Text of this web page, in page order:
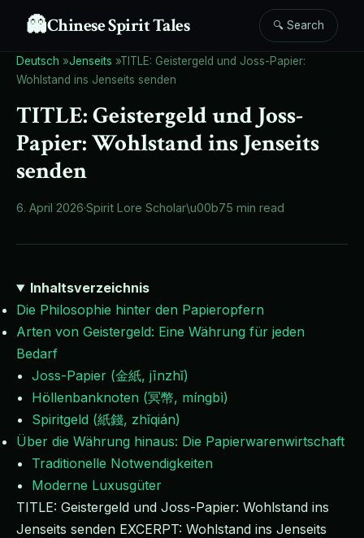
👻Chinese Spirit Tales 🔍 Search
Deutsch »Jenseits »TITLE: Geistergeld und Joss-Papier:
Wohlstand ins Jenseits senden
TITLE: Geistergeld und Joss-
Papier: Wohlstand ins Jenseits
senden
6. April 2026·Spirit Lore Scholar\u00b75 min read
Inhaltsverzeichnis
Die Philosophie hinter den Papieropfern
Arten von Geistergeld: Eine Währung für jeden
Bedarf
Joss-Papier (金紙, jīnzhǐ)
Höllenbanknoten (冥幣, míngbì)
Spiritgeld (紙錢, zhǐqián)
Über die Währung hinaus: Die Papierwarenwirtschaft
Traditionelle Notwendigkeiten
Moderne Luxusgüter
TITLE: Geistergeld und Joss-Papier: Wohlstand ins
Jenseits senden EXCERPT: Wohlstand ins Jenseits